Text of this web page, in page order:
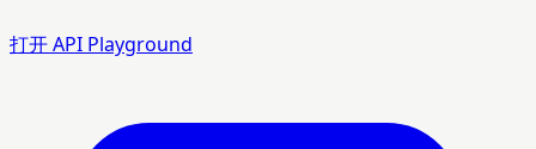
打开 API Playground